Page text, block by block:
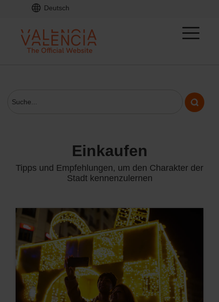
Deutsch
einkaufen
Tipps und Empfehlungen, um den Charakter der
Stadt kennenzulernen